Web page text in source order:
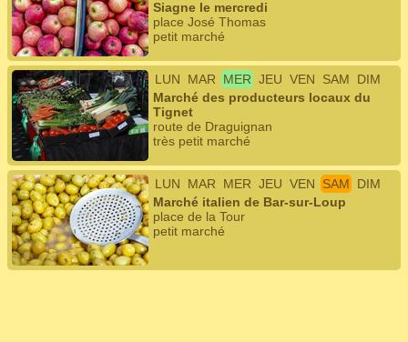
Siagne le mercredi
place José Thomas
petit marché
LUN MAR MER JEU VEN SAM
DIM
Marché des producteurs locaux du
Tignet
route de Draguignan
très petit marché
LUN MAR MER JEU VEN SAM
DIM
Marché italien de Bar-sur-Loup
place de la Tour
petit marché